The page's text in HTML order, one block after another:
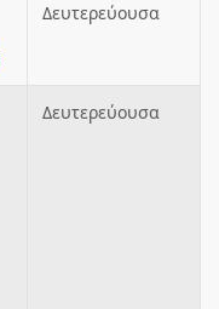
Δευτερεύουσα
Δευτερεύουσα